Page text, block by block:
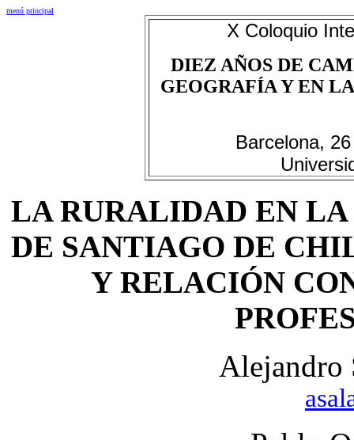
menú principal
X Coloquio
DIEZ AÑOS DE
GEOGRAFÍA Y EN
Barcelona,
LA RURALIDAD EN
DE SANTIAGO DE
Y RELACIÓN
Alejandro